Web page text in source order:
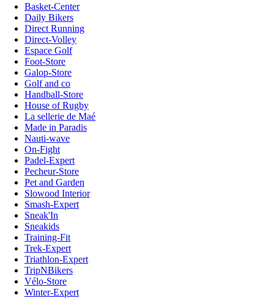
Basket-Center
Daily Bikers
Direct Running
Direct-Volley
Espace Golf
Foot-Store
Galop-Store
Golf and co
Handball-Store
House of Rugby
La sellerie de Maé
Made in Paradis
Nauti-wave
On-Fight
Padel-Expert
Pecheur-Store
Pet and Garden
Slowood Interior
Smash-Expert
Sneak'In
Sneakids
Training-Fit
Trek-Expert
Triathlon-Expert
TripNBikers
Vélo-Store
Winter-Expert